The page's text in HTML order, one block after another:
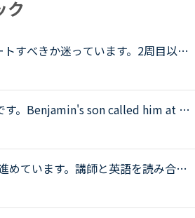
ク
すべきか迷っています。2周目以降
目をスタートしたstage２）2周目
す。Benjamin's son called him at hi
&quot;What did my son say?&qu
めています。講師と英語を読み合
きたので、side by sideをやってみ